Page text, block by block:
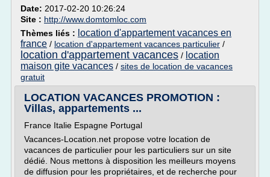
Date: 2017-02-20 10:26:24
Site : http://www.domtomloc.com
Thèmes liés : location d'appartement vacances en
france / location d'appartement vacances particulier /
location d'appartement vacances / location
maison gite vacances / sites de location de vacances
gratuit
LOCATION VACANCES PROMOTION :
Villas, appartements ...
France Italie Espagne Portugal
Vacances-Location.net propose votre location de
vacances de particulier pour les particuliers sur un site
dédié. Nous mettons à disposition les meilleurs moyens
de diffusion pour les propriétaires, et de recherche pour